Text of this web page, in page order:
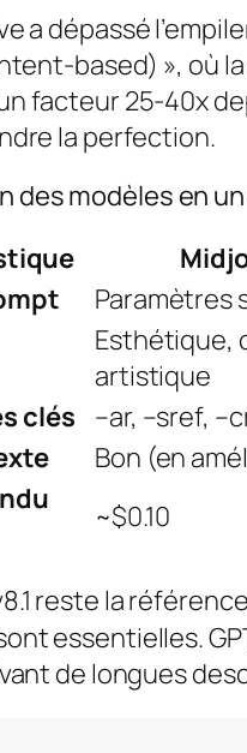
a dépassé
based) », où
facteur 25-40x
la perfection.
des modèles en
Paramètres
Esthétique,
artistique
clés –ar, –sref,
Bon (en
~$0.10
reste la
essentielles.
de longues